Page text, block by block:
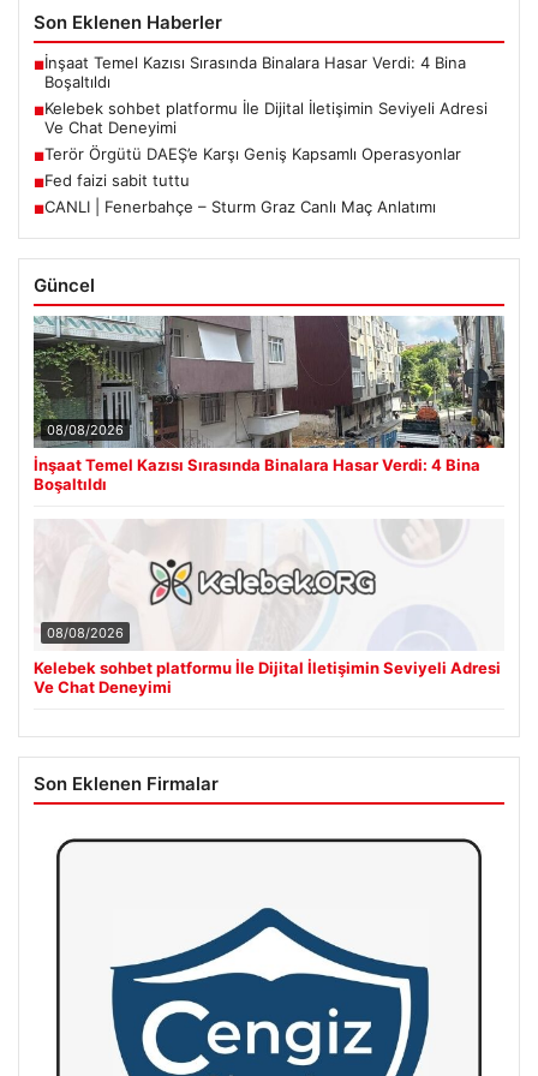
Son Eklenen Haberler
■İnşaat Temel Kazısı Sırasında Binalara Hasar Verdi: 4 Bina
Boşaltıldı
■Kelebek sohbet platformu İle Dijital İletişimin Seviyeli Adresi
Ve Chat Deneyimi
■Terör Örgütü DAEŞ’e Karşı Geniş Kapsamlı Operasyonlar
■Fed faizi sabit tuttu
■CANLI | Fenerbahçe – Sturm Graz Canlı Maç Anlatımı
Güncel
08/08/2026
İnşaat Temel Kazısı Sırasında Binalara Hasar Verdi: 4 Bina
Boşaltıldı
08/08/2026
Kelebek sohbet platformu İle Dijital İletişimin Seviyeli Adresi
Ve Chat Deneyimi
Son Eklenen Firmalar